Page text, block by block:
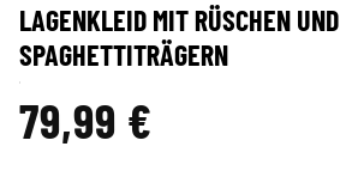
LAGENKLEID MIT RÜSCHEN UND
SPAGHETTITRÄGERN
79,99 €